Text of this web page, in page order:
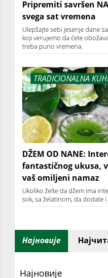
Pripremiti savršen
svega sat vremena
Ulepšajte sebi jesenje dane
koji verujemo da ćete
treba puno vremena.
TRADICIONALNA
DŽEM OD NANE:
fantastičnog ukusa,
vaš omiljeni namaz
Ukoliko želte da džem ima
sok, sa želatinom, da dodate
Најновије
Најновије